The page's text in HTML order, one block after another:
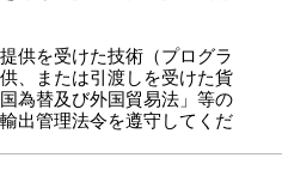
供を受けた技術（プログラ
、または引渡しを受けた貨
為替及び外国貿易法」等の
出管理法令を遵守してくだ